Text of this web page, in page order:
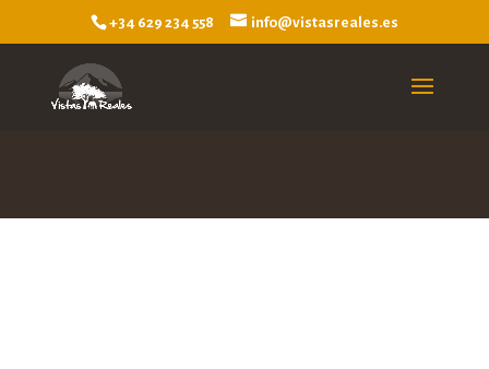
+34 629 234 558 info@vistasreales.es